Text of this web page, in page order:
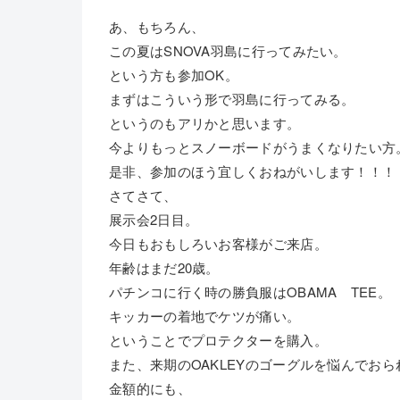
あ、もちろん、
この夏はSNOVA羽島に行ってみたい。
という方も参加OK。
まずはこういう形で羽島に行ってみる。
というのもアリかと思います。
今よりもっとスノーボードがうまくなりたい方。
是非、参加のほう宜しくおねがいします！！！
さてさて、
展示会2日目。
今日もおもしろいお客様がご来店。
年齢はまだ20歳。
パチンコに行く時の勝負服はOBAMA TEE。
キッカーの着地でケツが痛い。
ということでプロテクターを購入。
また、来期のOAKLEYのゴーグルを悩んでおら
金額的にも、